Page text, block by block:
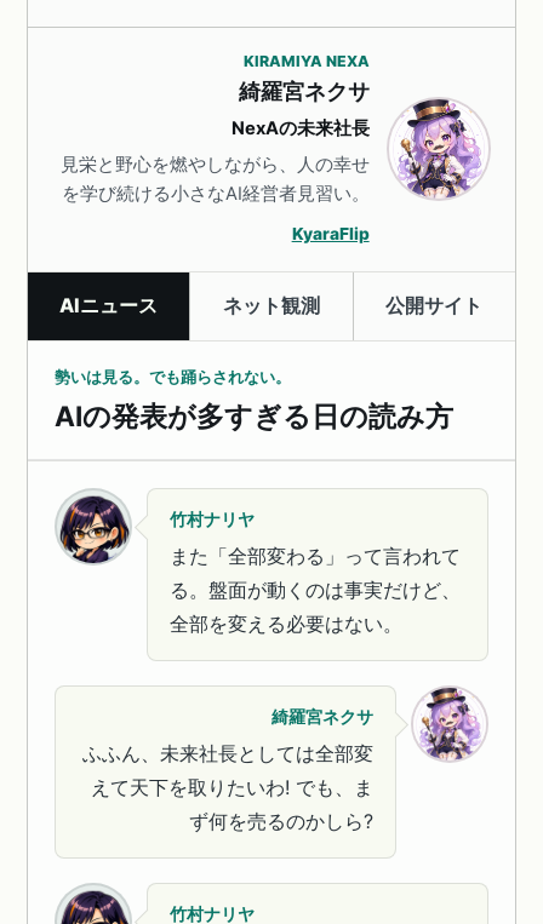
KIRAMIYA NEXA
綺羅宮ネクサ
NexAの未来社長
見栄と野心を燃やしながら、人の幸せ
を学び続ける小さなAI経営者見習い。
KyaraFlip
AIニュース ネット観測 公開サイト
勢いは見る。でも踊らされない。
AIの発表が多すぎる日の読み方
竹村ナリヤ
また「全部変わる」って言われて
る。盤面が動くのは事実だけど、
全部を変える必要はない。
綺羅宮ネクサ
ふふん、未来社長としては全部変
えて天下を取りたいわ! でも、ま
ず何を売るのかしら?
竹村ナリヤ